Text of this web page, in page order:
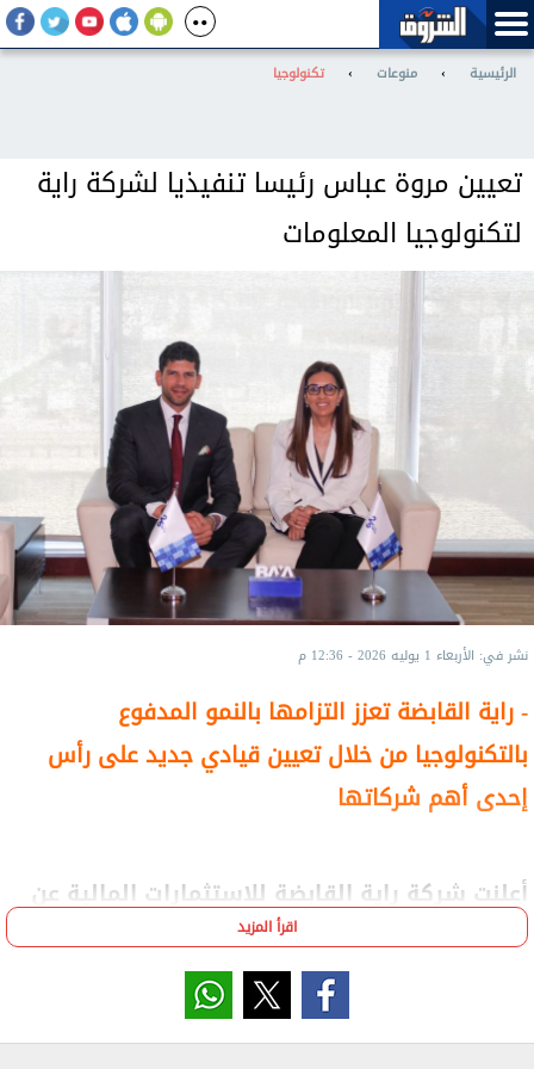
الرئيسية › منوعات › تكنولوجيا
تعيين مروة عباس رئيسا تنفيذيا لشركة راية
لتكنولوجيا المعلومات
نشر في: الأربعاء 1 يوليه 2026 - 12:36 م
- راية القابضة تعزز التزامها بالنمو المدفوع
بالتكنولوجيا من خلال تعيين قيادي جديد على رأس
إحدى أهم شركاتها
أعلنت شركة راية القابضة للاستثمارات المالية عن
تعيين مروة عباس رئيسًا تنفيذيًا لشركة راية
لتكنولوجيا المعلومات (Raya IT)، خلفًا لهشام عبد
لتكنولوجيا المعلومات إحدى أكبر وأسرع شركات
اقرأ المزيد